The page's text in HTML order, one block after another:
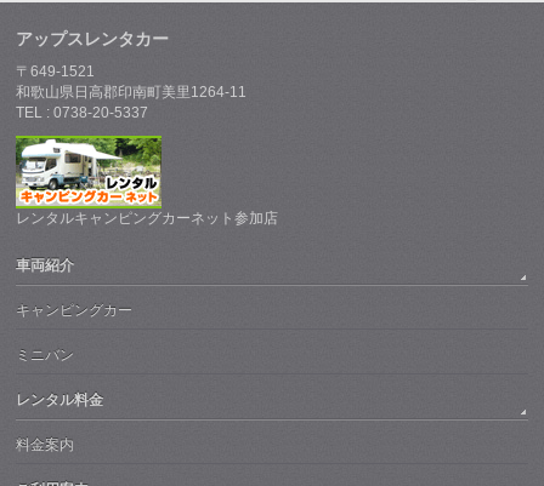
アップスレンタカー
〒649-1521
和歌山県日高郡印南町美里1264-11
TEL : 0738-20-5337
レンタルキャンピングカーネット参加店
車両紹介
キャンピングカー
ミニバン
レンタル料金
料金案内